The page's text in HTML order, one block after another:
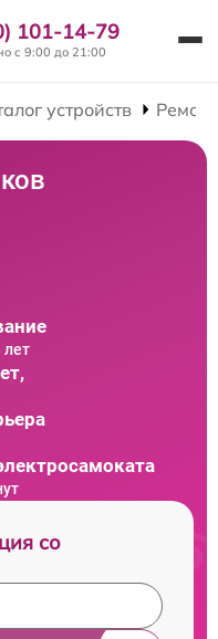
101-14-79
с 9:00 до 21:00
устройств
лет
со